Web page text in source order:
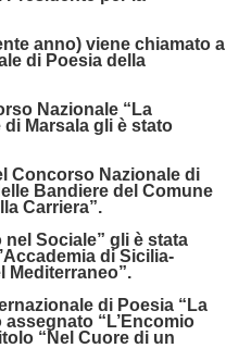
anno) viene chiamato a
di Poesia della
Nazionale “La
Marsala gli è stato
Concorso Nazionale di
Bandiere del Comune
Carriera”.
nel Sociale” gli è stata
di Sicilia-
Mediterraneo”.
di Poesia “La
“L’Encomio
“Nel Cuore di un